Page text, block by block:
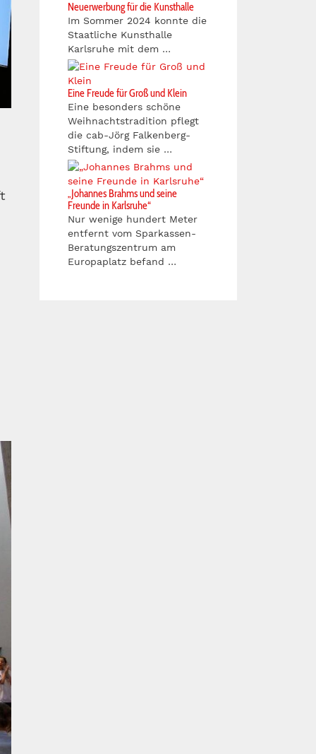
Neuerwerbung für die Kunsthalle
Im Sommer 2024 konnte die
Staatliche Kunsthalle
Karlsruhe mit dem …
Eine Freude für Groß und Klein
Eine besonders schöne
Weihnachtstradition pflegt
die cab-Jörg Falkenberg-
Stiftung, indem sie …
„Johannes Brahms und seine
Freunde in Karlsruhe“
Nur wenige hundert Meter
entfernt vom Sparkassen-
Beratungszentrum am
Europaplatz befand …